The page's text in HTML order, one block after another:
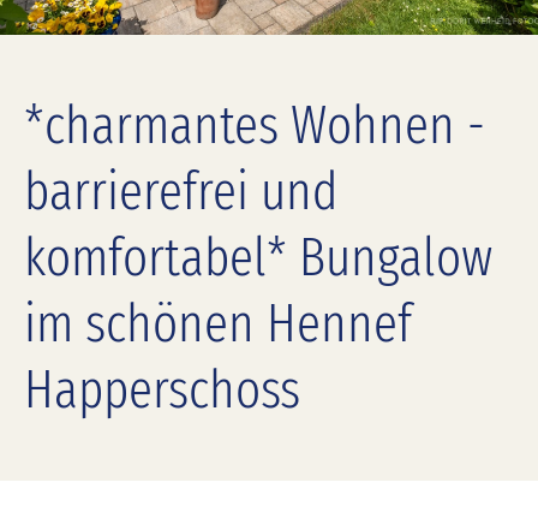
*charmantes Wohnen -
barrierefrei und
komfortabel* Bungalow
im schönen Hennef
Happerschoss